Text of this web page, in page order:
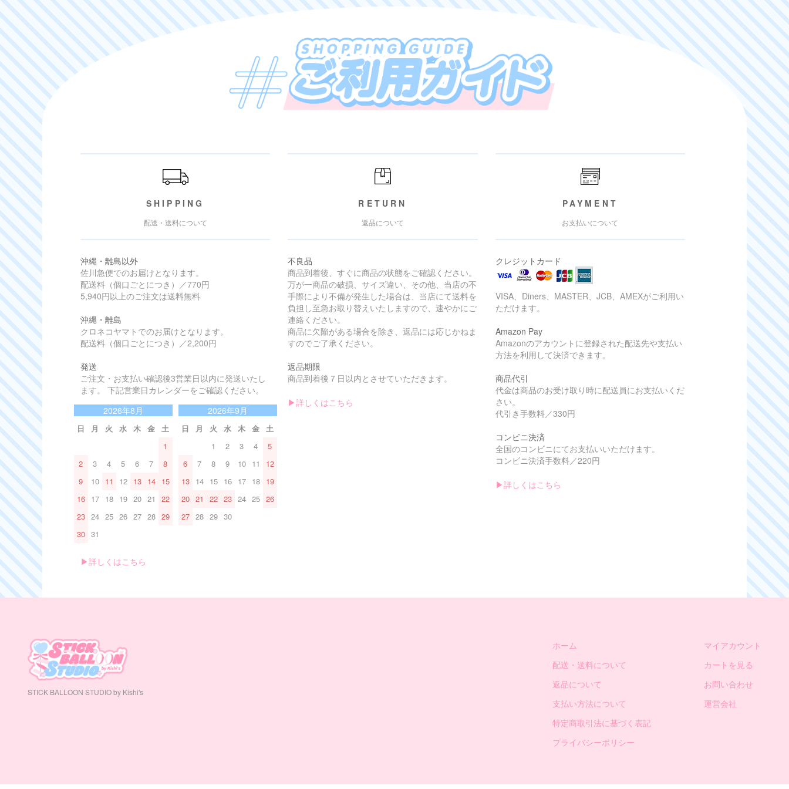
SHIPPING
配送・送料について
沖縄・離島以外
佐川急便でのお届けとなります。
配送料（個口ごとにつき）／770円
5,940円以上のご注文は送料無料
沖縄・離島
クロネコヤマトでのお届けとなります。
配送料（個口ごとにつき）／2,200円
発送
ご注文・お支払い確認後3営業日以内に発送いたし
ます。 下記営業日カレンダーをご確認ください。
2026年8月
日 月 火 水 木 金 土
1
2
3 4 5 6 7
8
9
10 11 12 13 14 15
16 17 18 19 20 21
22
23 24 25 26 27 28 29
30 31
2026年9月
日 月 火 水 木 金 土
1
2 3 4
5
6
7 8 9 10 11
12
13 14 15 16 17 18 19
20 21 22 23 24 25 26
27 28 29 30
▶︎詳しくはこちら
RETURN
返品について
不良品
商品到着後、すぐに商品の状態をご確認ください。
万が一商品の破損、サイズ違い、その他、当店の不
手際により不備が発生した場合は、当店にて送料を
負担し至急お取り替えいたしますので、速やかにご
連絡ください。
商品に欠陥がある場合を除き、返品には応じかねま
すのでご了承ください。
返品期限
商品到着後７日以内とさせていただきます。
▶︎詳しくはこちら
PAYMENT
お支払いについて
クレジットカード
VISA、Diners、MASTER、JCB、AMEXがご利用い
ただけます。
Amazon Pay
Amazonのアカウントに登録された配送先や支払い
方法を利用して決済できます。
商品代引
代金は商品のお受け取り時に配送員にお支払いくだ
さい。
代引き手数料／330円
コンビニ決済
全国のコンビニにてお支払いいただけます。
コンビニ決済手数料／220円
▶︎詳しくはこちら
STICK BALLOON STUDIO by Kishi's
ホーム
配送・送料について
返品について
支払い方法について
特定商取引法に基づく表記
プライバシーポリシー
マイアカウント
カートを見る
お問い合わせ
運営会社